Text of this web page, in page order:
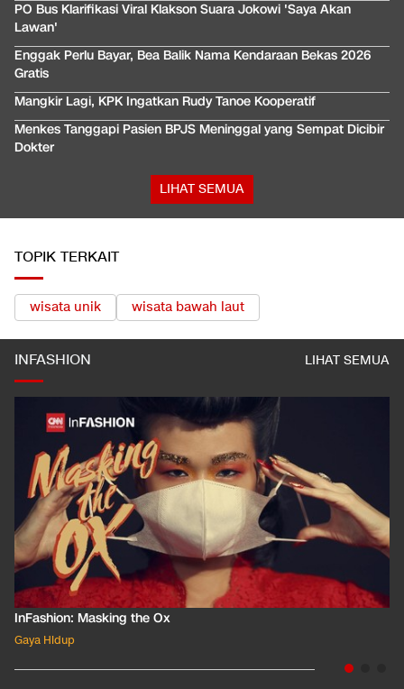
PO Bus Klarifikasi Viral Klakson Suara Jokowi 'Saya Akan
Lawan'
Enggak Perlu Bayar, Bea Balik Nama Kendaraan Bekas 2026
Gratis
Mangkir Lagi, KPK Ingatkan Rudy Tanoe Kooperatif
Menkes Tanggapi Pasien BPJS Meninggal yang Sempat Dicibir
Dokter
LIHAT SEMUA
TOPIK TERKAIT
wisata unik wisata bawah laut
INFASHION LIHAT SEMUA
InFashion: Masking the Ox
Gaya Hidup